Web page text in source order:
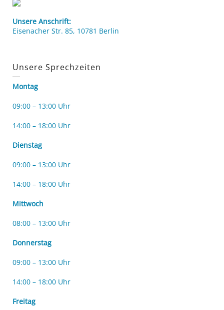
Unsere Anschrift:
Eisenacher Str. 85, 10781 Berlin
Unsere Sprechzeiten
Montag
09:00 – 13:00 Uhr
14:00 – 18:00 Uhr
Dienstag
09:00 – 13:00 Uhr
14:00 – 18:00 Uhr
Mittwoch
08:00 – 13:00 Uhr
Donnerstag
09:00 – 13:00 Uhr
14:00 – 18:00 Uhr
Freitag